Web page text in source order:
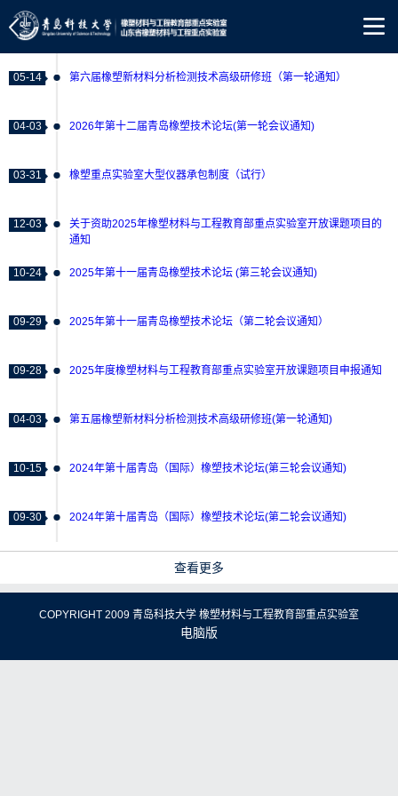
05-14 第六届橡塑新材料分析检测技术高级研修班（第一轮通知）
04-03 2026年第十二届青岛橡塑技术论坛(第一轮会议通知)
03-31 橡塑重点实验室大型仪器承包制度（试行）
12-03
关于资助2025年橡塑材料与工程教育部重点实验室开放课题项目的
通知
10-24 2025年第十一届青岛橡塑技术论坛 (第三轮会议通知)
09-29 2025年第十一届青岛橡塑技术论坛（第二轮会议通知）
09-28 2025年度橡塑材料与工程教育部重点实验室开放课题项目申报通知
04-03 第五届橡塑新材料分析检测技术高级研修班(第一轮通知)
10-15 2024年第十届青岛（国际）橡塑技术论坛(第三轮会议通知)
09-30 2024年第十届青岛（国际）橡塑技术论坛(第二轮会议通知)
查看更多
COPYRIGHT 2009 青岛科技大学 橡塑材料与工程教育部重点实验室
电脑版